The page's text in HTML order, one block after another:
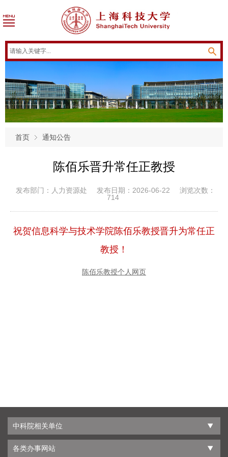
首页 通知公告
陈佰乐晋升常任正教授
发布部门：人力资源处 发布日期：2026-06-22
浏览次数：
714
祝贺信息科学与技术学院陈佰乐教授晋升为常任正
教授！
陈佰乐教授个人网页
中科院相关单位
各类办事网站